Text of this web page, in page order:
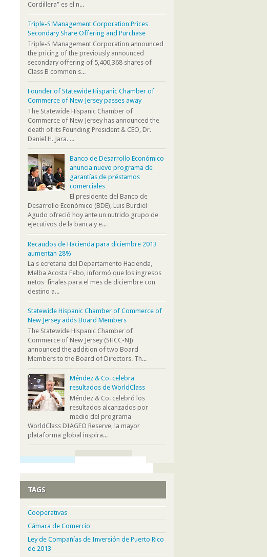
Cordillera” es el n...
Triple-S Management Corporation Prices
Secondary Share Offering and Purchase
Triple-S Management Corporation announced
the pricing of the previously announced
secondary offering of 5,400,368 shares of
Class B common s...
Founder of Statewide Hispanic Chamber of
Commerce of New Jersey passes away
The Statewide Hispanic Chamber of
Commerce of New Jersey has announced the
death of its Founding President & CEO, Dr.
Daniel H. Jara. ...
Banco de Desarrollo Económico
anuncia nuevo programa de
garantías de préstamos
comerciales
El presidente del Banco de
Desarrollo Económico (BDE), Luis Burdiel
Agudo ofreció hoy ante un nutrido grupo de
ejecutivos de la banca y e...
Recaudos de Hacienda para diciembre 2013
aumentan 28%
La s ecretaria del Departamento Hacienda,
Melba Acosta Febo, informó que los ingresos
netos finales para el mes de diciembre con
destino a...
Statewide Hispanic Chamber of Commerce of
New Jersey adds Board Members
The Statewide Hispanic Chamber of
Commerce of New Jersey (SHCC-NJ)
announced the addition of two Board
Members to the Board of Directors. Th...
Méndez & Co. celebra
resultados de WorldClass
Méndez & Co. celebró los
resultados alcanzados por
medio del programa
WorldClass DIAGEO Reserve, la mayor
plataforma global inspira...
TAGS
Cooperativas
Cámara de Comercio
Ley de Compañías de Inversión de Puerto Rico
de 2013